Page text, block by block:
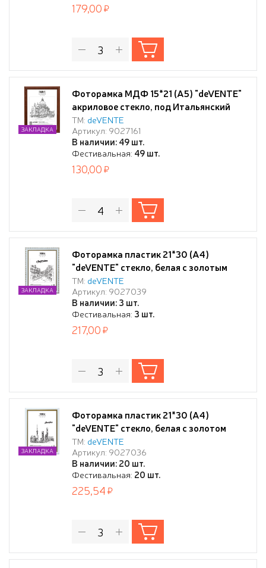
179,00
Фоторамка МДФ 15*21 (А5) "deVENTE"
акриловое стекло, под Итальянский
орех, в термоусадочной пленке
ТМ: deVENTE
Артикул: 9027161
В наличии: 49 шт.
Фестивальная: 49 шт.
ЗАКЛАДКА
130,00
Фоторамка пластик 21*30 (А4)
"deVENTE" стекло, белая с золотым
напылением
ТМ: deVENTE
Артикул: 9027039
В наличии: 3 шт.
Фестивальная: 3 шт.
ЗАКЛАДКА
217,00
Фоторамка пластик 21*30 (А4)
"deVENTE" стекло, белая с золотом
ТМ: deVENTE
Артикул: 9027036
В наличии: 20 шт.
Фестивальная: 20 шт.
ЗАКЛАДКА
225,54